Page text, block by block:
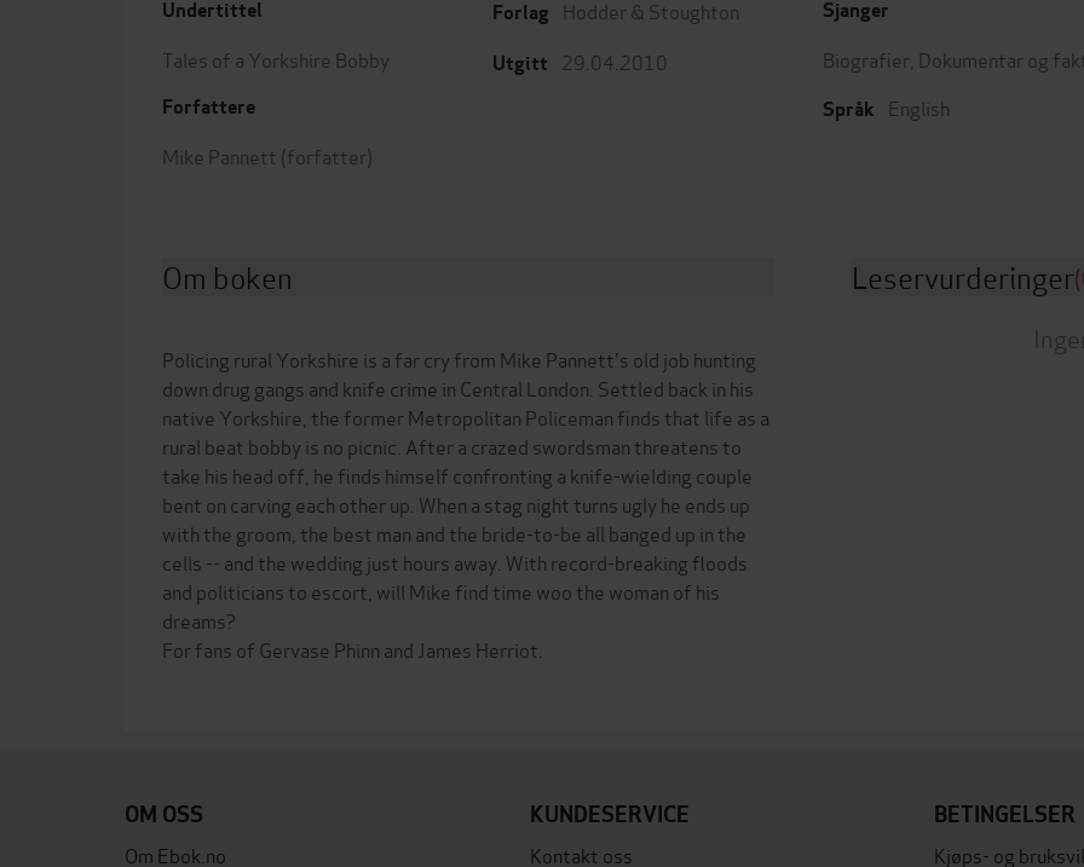
Undertittel
Tales of a Yorkshire Bobby
Forfattere
Mike Pannett (forfatter)
Forlag Hodder & Stoughton
Utgitt 29.04.2010
Sjanger
Biografier Dokumentar og
Språk English
Om boken
Policing rural Yorkshire is a far cry from Mike Pannett's old job hunting
down drug gangs and knife crime in Central London. Settled back in his
native Yorkshire, the former Metropolitan Policeman finds that life as a
rural beat bobby is no picnic. After a crazed swordsman threatens to
take his head off, he finds himself confronting a knife-wielding couple
bent on carving each other up. When a stag night turns ugly he ends up
with the groom, the best man and the bride-to-be all banged up in the
cells -- and the wedding just hours away. With record-breaking floods
and politicians to escort, will Mike find time woo the woman of his
dreams?
For fans of Gervase Phinn and James Herriot.
Leservurderinger
OM OSS
Om Ebok.no
KUNDESERVICE
Kontakt oss
BETINGELSER
Kjøps- og